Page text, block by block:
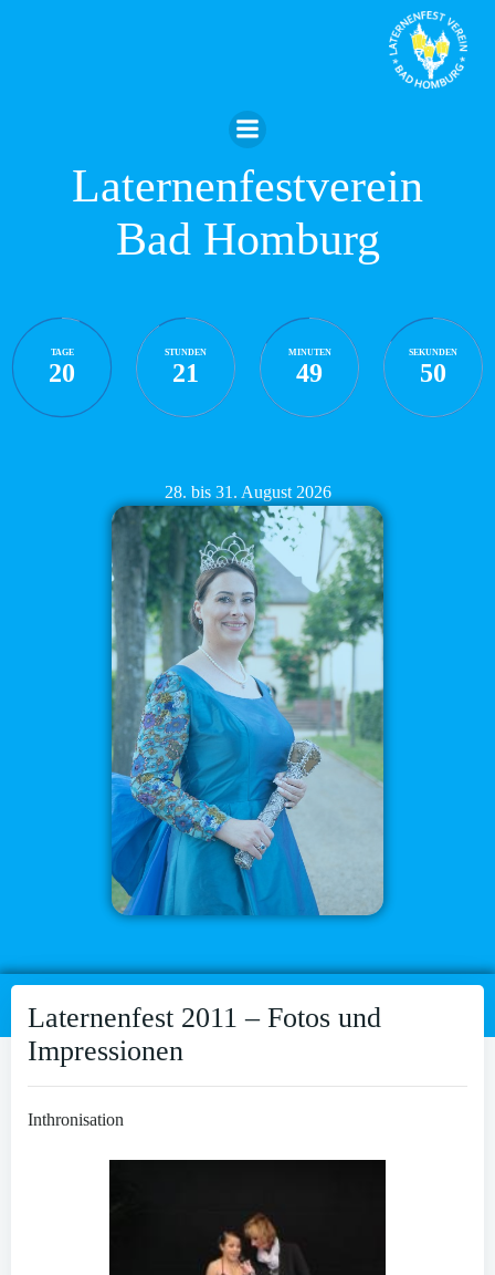
Laternenfestverein
Bad Homburg
TAGE
20
STUNDEN
21
MINUTEN
49
SEKUNDEN
49
28. bis 31. August 2026
Laternenfest 2011 – Fotos und
Impressionen
Inthronisation